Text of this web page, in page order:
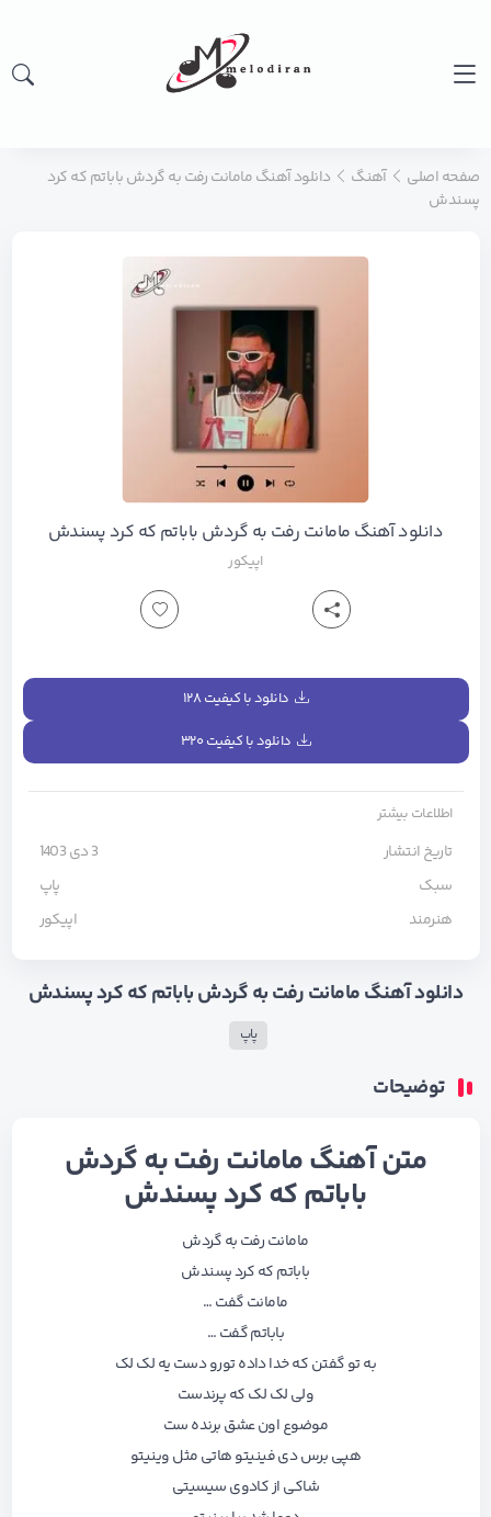
صفحه اصلی آهنگ
دانلود آهنگ مامانت رفت به گردش باباتم که کرد
پسندش
دانلود آهنگ مامانت رفت به گردش باباتم که کرد پسندش
اپیکور
دانلود با کیفیت ۱۲۸
دانلود با کیفیت ۳۲۰
اطلاعات بیشتر
تاریخ انتشار
3 دی 1403
سبک
پاپ
هنرمند
اپیکور
دانلود آهنگ مامانت رفت به گردش باباتم که کرد پسندش
پاپ
توضیحات
متن آهنگ مامانت رفت به گردش
باباتم که کرد پسندش
مامانت رفت به گردش
باباتم که کرد پسندش
مامانت گفت …
باباتم گفت …
به تو گفتن که خدا داده تورو دست یه لک لک
ولی لک لک که پرندست
موضوع اون عشق برنده ست
هپی برس دی فینیتو هاتی مثل وینیتو
شاکی از کادوی سیسیتی